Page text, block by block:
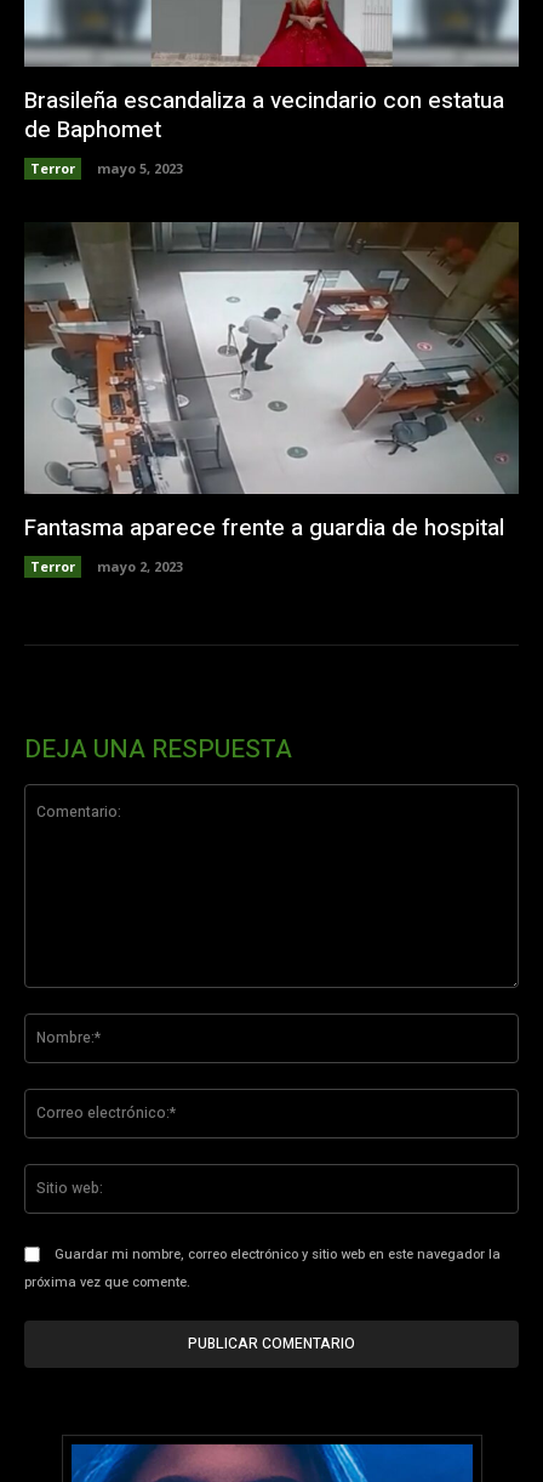
Brasileña escandaliza a vecindario con estatua
de Baphomet
Terror mayo 5, 2023
Fantasma aparece frente a guardia de hospital
Terror mayo 2, 2023
DEJA UNA RESPUESTA
Guardar mi nombre, correo electrónico y sitio web en este navegador la
próxima vez que comente.